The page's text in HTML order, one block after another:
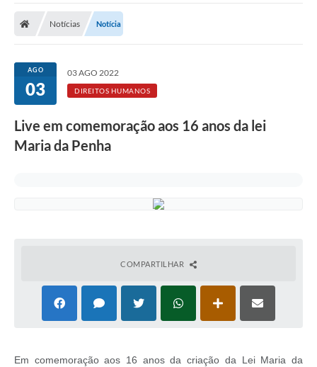
Notícias Notícia
AGO
03
03 AGO 2022
DIREITOS HUMANOS
Live em comemoração aos 16 anos da lei
Maria da Penha
COMPARTILHAR
Em comemoração aos 16 anos da criação da Lei Maria da